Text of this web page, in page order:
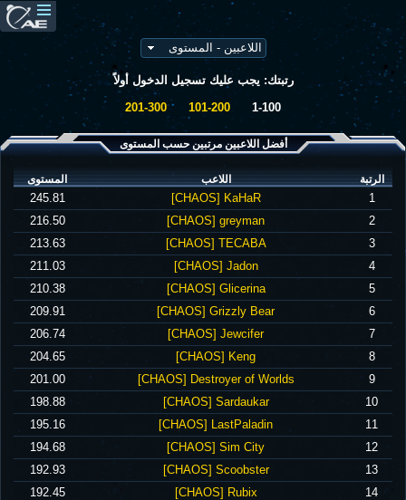
رتبتك: يجب عليك تسجيل الدخول أولاً
101-200
201-300
أفضل اللاعبين مرتبين حسب المستوى
الرتبة اللاعب المستوى
1
‪[CHAOS] KaHaR‬
‪245.81‬
2
‪[CHAOS] greyman‬
‪216.50‬
3
‪[CHAOS] TECABA‬
‪213.63‬
4
‪[CHAOS] Jadon‬
‪211.03‬
5
‪[CHAOS] Glicerina‬
‪210.38‬
6
‪[CHAOS] Grizzly Bear‬
‪209.91‬
7
‪[CHAOS] Jewcifer‬
‪206.74‬
8
‪[CHAOS] Keng‬
‪204.65‬
9
‪[CHAOS] Destroyer of Worlds‬
‪201.00‬
10
‪[CHAOS] Sardaukar‬
‪198.88‬
11
‪[CHAOS] LastPaladin‬
‪195.16‬
12
‪[CHAOS] Sim City‬
‪194.68‬
13
‪[CHAOS] Scoobster‬
‪192.93‬
14
‪[CHAOS] Rubix‬
‪192.45‬